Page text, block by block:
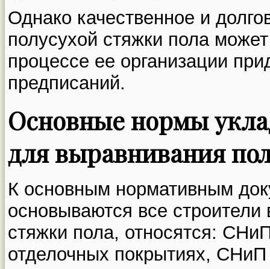
Однако качественное и
полусухой стяжки пола
процессе ее организации
предписаний.
Основные нормы
для выравнивания
К основным нормативным
основываются все
стяжки пола, относятся:
отделочных покрытиях, СНиП